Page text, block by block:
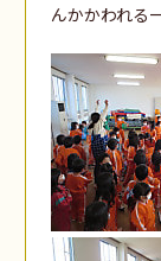
んかかわれる